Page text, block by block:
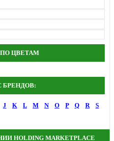
ЦВЕТАМ
БРЕНДОВ:
J K L M N O P Q R
S
MARKETPLACE